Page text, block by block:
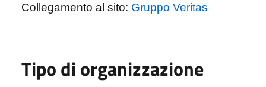
Collegamento al sito: Gruppo Veritas
Tipo di organizzazione